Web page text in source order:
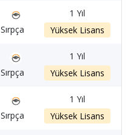
Sırpça
1 Yıl
Yüksek Lisans
Sırpça
1 Yıl
Yüksek Lisans
Sırpça
1 Yıl
Yüksek Lisans